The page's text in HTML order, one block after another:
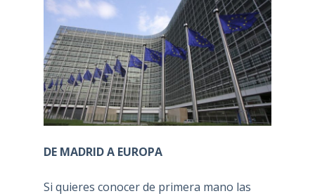
DE MADRID A EUROPA
Si quieres conocer de primera mano las